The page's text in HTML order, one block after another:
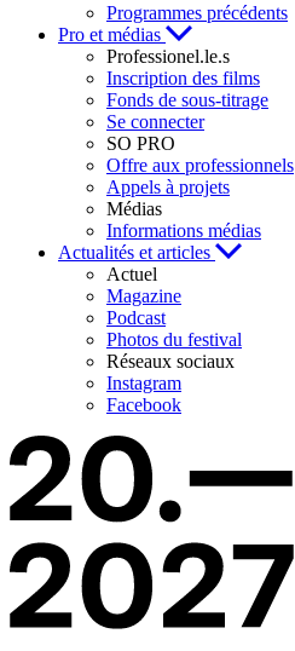
Programmes précédents
Pro et médias
Professionel.le.s
Inscription des films
Fonds de sous-titrage
Se connecter
SO PRO
Offre aux professionnels
Appels à projets
Médias
Informations médias
Actualités et articles
Actuel
Magazine
Podcast
Photos du festival
Réseaux sociaux
Instagram
Facebook